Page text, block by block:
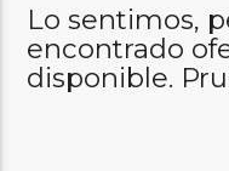
Lo sentimos,
encontrado
disponible.